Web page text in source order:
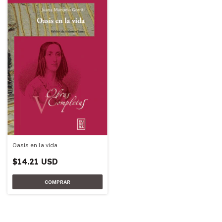
Oasis en la vida
$14.21 USD